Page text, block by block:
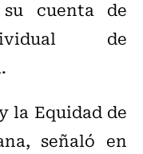
cuenta de
de
la Equidad de
señaló en